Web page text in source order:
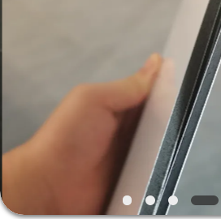
NEEM
CONTACT
MET